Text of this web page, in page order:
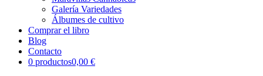
Galería Variedades
Álbumes de cultivo
Comprar el libro
Blog
Contacto
0 productos0,00 €